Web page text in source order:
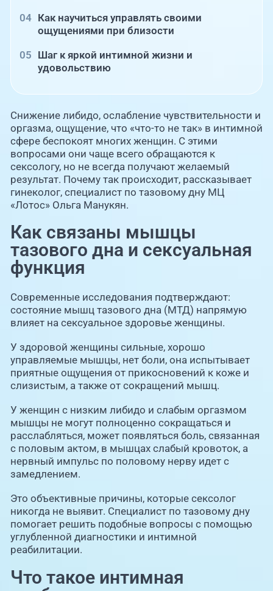
Как научиться управлять своими
ощущениями при близости
Шаг к яркой интимной жизни и
удовольствию
Снижение либидо, ослабление чувствительности и
оргазма, ощущение, что «что-то не так» в интимной
сфере беспокоят многих женщин. С этими
вопросами они чаще всего обращаются к
сексологу, но не всегда получают желаемый
результат. Почему так происходит, рассказывает
гинеколог, специалист по тазовому дну МЦ
«Лотос» Ольга Манукян.
Как связаны мышцы
тазового дна и сексуальная
функция
Современные исследования подтверждают:
состояние мышц тазового дна (МТД) напрямую
влияет на сексуальное здоровье женщины.
У здоровой женщины сильные, хорошо
управляемые мышцы, нет боли, она испытывает
приятные ощущения от прикосновений к коже и
слизистым, а также от сокращений мышц.
У женщин с низким либидо и слабым оргазмом
мышцы не могут полноценно сокращаться и
расслабляться, может появляться боль, связанная
с половым актом, в мышцах слабый кровоток, а
нервный импульс по половому нерву идет с
замедлением.
Это объективные причины, которые сексолог
никогда не выявит. Специалист по тазовому дну
помогает решить подобные вопросы с помощью
углубленной диагностики и интимной
реабилитации.
Что такое интимная